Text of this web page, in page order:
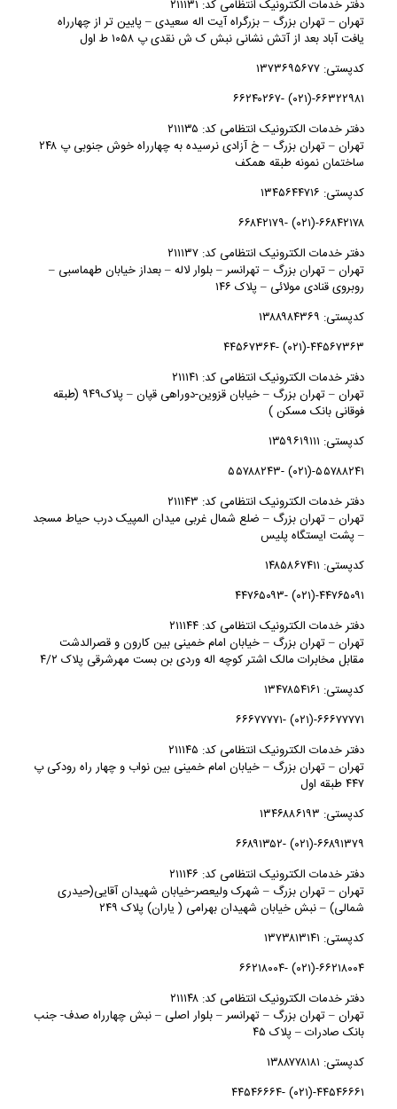
دفتر خدمات الکترونیک انتظامی کد: ۲۱۱۱۳۱
تهران – تهران بزرگ – بزرگراه آیت اله سعیدی – پایین تر از چهارراه
یافت آباد بعد از آتش نشانی نبش ک ش نقدی پ ۱۰۵۸ ط اول
کدپستی: ۱۳۷۳۶۹۵۶۷۷
۶۶۳۲۲۹۸۱-(۰۲۱) -۶۶۲۴۰۲۶۷
دفتر خدمات الکترونیک انتظامی کد: ۲۱۱۱۳۵
تهران – تهران بزرگ – خ آزادی نرسیده به چهارراه خوش جنوبی پ ۲۴۸
ساختمان نمونه طبقه همکف
کدپستی: ۱۳۴۵۶۴۴۷۱۶
۶۶۸۴۲۱۷۸-(۰۲۱) -۶۶۸۴۲۱۷۹
دفتر خدمات الکترونیک انتظامی کد: ۲۱۱۱۳۷
تهران – تهران بزرگ – تهرانسر – بلوار لاله – بعداز خیابان طهماسبی –
روبروی قنادی مولائی – پلاک ۱۴۶
کدپستی: ۱۳۸۸۹۸۴۳۶۹
۴۴۵۶۷۳۶۳-(۰۲۱) -۴۴۵۶۷۳۶۴
دفتر خدمات الکترونیک انتظامی کد: ۲۱۱۱۴۱
تهران – تهران بزرگ – خیابان قزوین-دوراهی قپان – پلاک۹۴۹ (طبقه
فوقانی بانک مسکن )
کدپستی: ۱۳۵۹۶۱۹۱۱۱
۵۵۷۸۸۲۴۱-(۰۲۱) -۵۵۷۸۸۲۴۳
دفتر خدمات الکترونیک انتظامی کد: ۲۱۱۱۴۳
تهران – تهران بزرگ – ضلع شمال غربی میدان المپیک درب حیاط مسجد
– پشت ایستگاه پلیس
کدپستی: ۱۴۸۵۸۶۷۴۱۱
۴۴۷۶۵۰۹۱-(۰۲۱) -۴۴۷۶۵۰۹۳
دفتر خدمات الکترونیک انتظامی کد: ۲۱۱۱۴۴
تهران – تهران بزرگ – خیابان امام خمینی بین کارون و قصرالدشت
مقابل مخابرات مالک اشتر کوچه اله وردی بن بست مهرشرقی پلاک ۴/۲
کدپستی: ۱۳۴۷۸۵۴۱۶۱
۶۶۶۷۷۷۷۱-(۰۲۱) -۶۶۶۷۷۷۷۱
دفتر خدمات الکترونیک انتظامی کد: ۲۱۱۱۴۵
تهران – تهران بزرگ – خیابان امام خمینی بین نواب و چهار راه رودکی پ
۴۴۷ طبقه اول
کدپستی: ۱۳۴۶۸۸۶۱۹۳
۶۶۸۹۱۳۷۹-(۰۲۱) -۶۶۸۹۱۳۵۲
دفتر خدمات الکترونیک انتظامی کد: ۲۱۱۱۴۶
تهران – تهران بزرگ – شهرک ولیعصر-خیابان شهیدان آقایی(حیدری
شمالی) – نبش خیابان شهیدان بهرامی ( یاران) پلاک ۲۴۹
کدپستی: ۱۳۷۳۸۱۳۱۴۱
۶۶۲۱۸۰۰۴-(۰۲۱) -۶۶۲۱۸۰۰۴
دفتر خدمات الکترونیک انتظامی کد: ۲۱۱۱۴۸
تهران – تهران بزرگ – تهرانسر – بلوار اصلی – نبش چهارراه صدف- جنب
بانک صادرات – پلاک ۴۵
کدپستی: ۱۳۸۸۷۷۸۱۸۱
۴۴۵۴۶۶۶۱-(۰۲۱) -۴۴۵۴۶۶۶۴